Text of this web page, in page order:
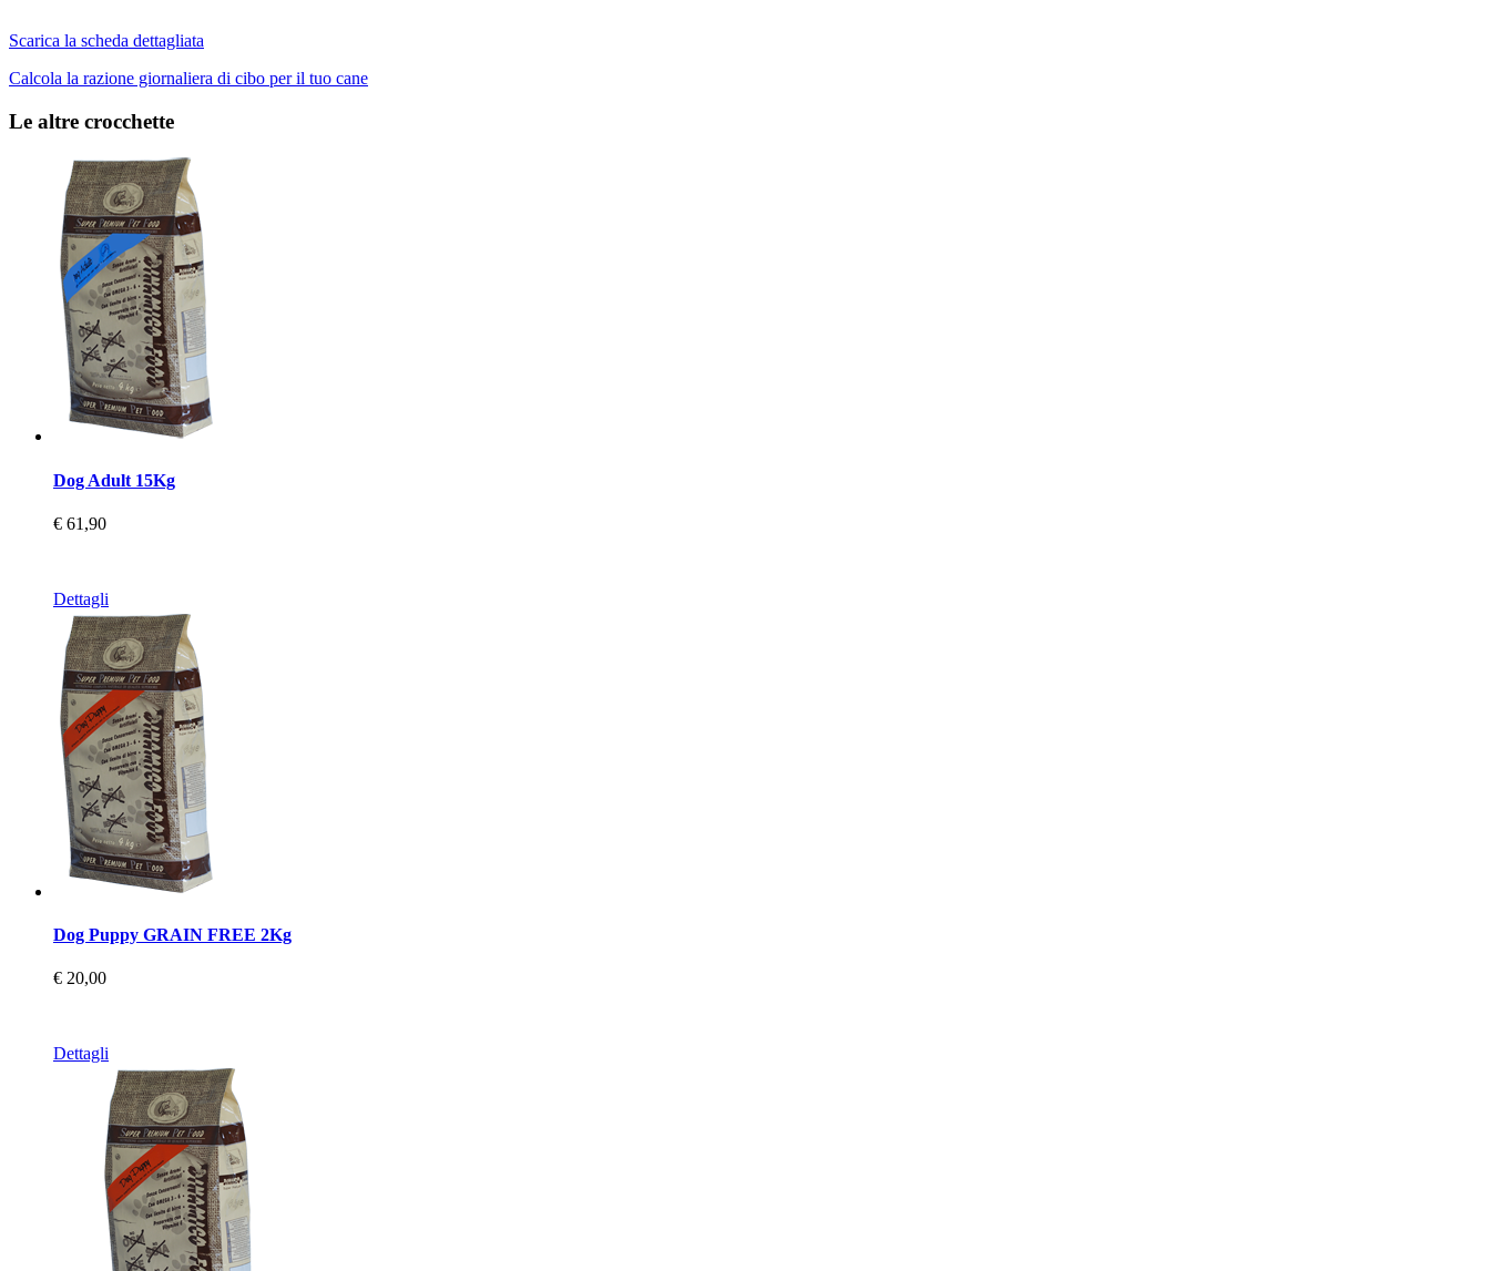
Scarica la scheda dettagliata
Calcola la razione giornaliera di cibo per il tuo cane
Le altre crocchette
Dog Adult 15Kg
€ 61,90
Dettagli
Dog Puppy GRAIN FREE 2Kg
€ 20,00
Dettagli